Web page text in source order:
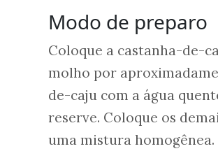
Modo de preparo
Coloque a castanha-de-
molho por
de-caju com a água
reserve. Coloque os
uma mistura homogênea.